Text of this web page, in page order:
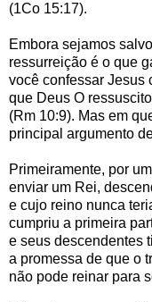
(1Co 15:17).
Embora sejamos
ressurreição é o que
você confessar Jesus
que Deus O
(Rm 10:9). Mas em
principal argumento
Primeiramente, por
enviar um Rei,
e cujo reino nunca
cumpriu a primeira
e seus descendentes
a promessa de que o
não pode reinar para